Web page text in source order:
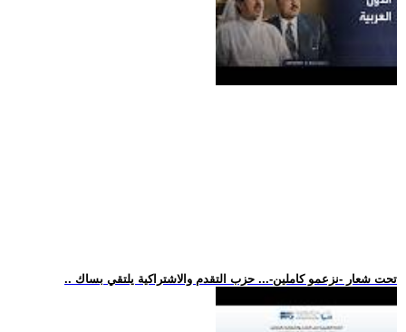
.. تحت شعار -نزعمو كاملين-... حزب التقدم والاشتراكية يلتقي بساك